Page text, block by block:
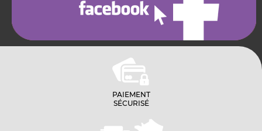
PAIEMENT
SÉCURISÉ